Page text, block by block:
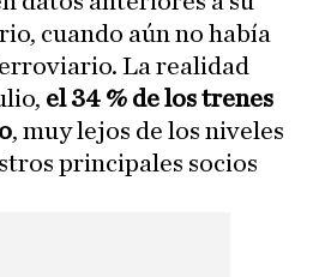
cuando aún no había
La realidad
el 34 % de los trenes
, muy lejos de los niveles
principales socios